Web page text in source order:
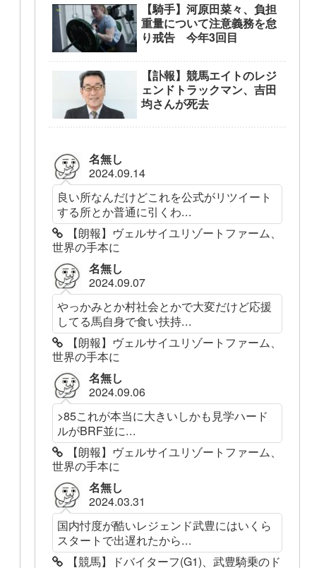
【騎手】河原田菜々、負担
重量について注意義務を怠
り戒告 今年3回目
【訃報】競馬エイトのレジ
ェンドトラックマン、吉田
均さんが死去
名無し
2024.09.14
良い所なんだけどこれを公式がリツイート
する所とか普通に引くわ...
【朗報】ヴェルサイユリゾートファーム、
世界の手本に
名無し
2024.09.07
やっかみとか村社会とかで大変だけど応援
してる馬自身で食い扶持...
【朗報】ヴェルサイユリゾートファーム、
世界の手本に
名無し
2024.09.06
>85これが本当に大きいしかも見学ハード
ルがBRF並に...
【朗報】ヴェルサイユリゾートファーム、
世界の手本に
名無し
2024.03.31
国内忖度が酷いレジェンド武豊にはいくら
スタートで出遅れたから...
【競馬】ドバイターフ(G1)、武豊騎乗のド